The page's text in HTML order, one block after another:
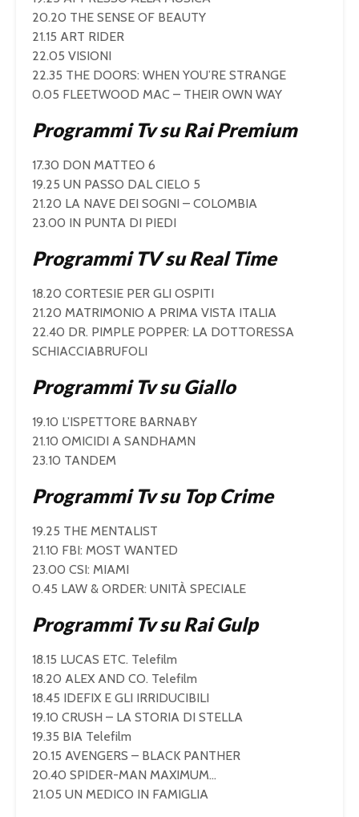
20.20 THE SENSE OF BEAUTY
21.15 ART RIDER
22.05 VISIONI
22.35 THE DOORS: WHEN YOU’RE STRANGE
0.05 FLEETWOOD MAC – THEIR OWN WAY
Programmi Tv su Rai Premium
17.30 DON MATTEO 6
19.25 UN PASSO DAL CIELO 5
21.20 LA NAVE DEI SOGNI – COLOMBIA
23.00 IN PUNTA DI PIEDI
Programmi TV su Real Time
18.20 CORTESIE PER GLI OSPITI
21.20 MATRIMONIO A PRIMA VISTA ITALIA
22.40 DR. PIMPLE POPPER: LA DOTTORESSA
SCHIACCIABRUFOLI
Programmi Tv su Giallo
19.10 L’ISPETTORE BARNABY
21.10 OMICIDI A SANDHAMN
23.10 TANDEM
Programmi Tv su Top Crime
19.25 THE MENTALIST
21.10 FBI: MOST WANTED
23.00 CSI: MIAMI
0.45 LAW & ORDER: UNITÀ SPECIALE
Programmi Tv su Rai Gulp
18.15 LUCAS ETC. Telefilm
18.20 ALEX AND CO. Telefilm
18.45 IDEFIX E GLI IRRIDUCIBILI
19.10 CRUSH – LA STORIA DI STELLA
19.35 BIA Telefilm
20.15 AVENGERS – BLACK PANTHER
20.40 SPIDER-MAN MAXIMUM…
21.05 UN MEDICO IN FAMIGLIA